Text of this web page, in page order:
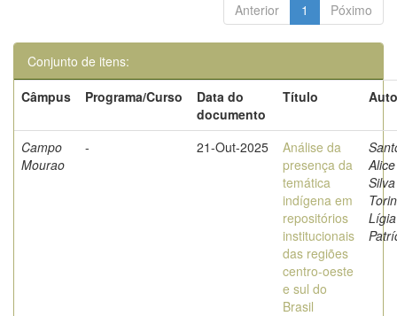
Anterior 1 Póximo
Conjunto de itens:
Câmpus
Programa/Curso
Data do
documento
Título
Campo
Mourao
- 21-Out-2025
Análise da
presença da
temática
indígena em
repositórios
institucionais
das regiões
centro-oeste
e sul do
Brasil
Lígia